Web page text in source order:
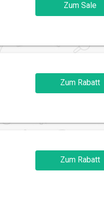
Zum Sale
Zum Rabatt
Zum Rabatt